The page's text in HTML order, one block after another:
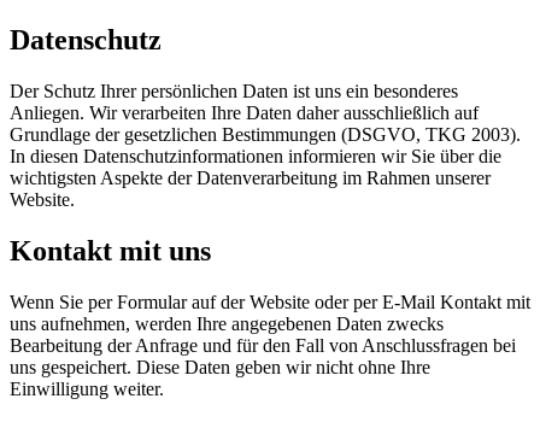
Datenschutz
Der Schutz Ihrer persönlichen Daten ist uns ein besonderes
Anliegen. Wir verarbeiten Ihre Daten daher ausschließlich auf
Grundlage der gesetzlichen Bestimmungen (DSGVO, TKG 2003).
In diesen Datenschutzinformationen informieren wir Sie über die
wichtigsten Aspekte der Datenverarbeitung im Rahmen unserer
Website.
Kontakt mit uns
Wenn Sie per Formular auf der Website oder per E-Mail Kontakt mit
uns aufnehmen, werden Ihre angegebenen Daten zwecks
Bearbeitung der Anfrage und für den Fall von Anschlussfragen bei
uns gespeichert. Diese Daten geben wir nicht ohne Ihre
Einwilligung weiter.